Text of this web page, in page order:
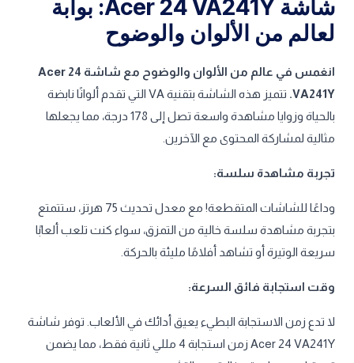
شاشة Acer 24 VA241Y: بوابة
لعالم من الألوان والوضوح
انغمس في عالم من الألوان والوضوح مع شاشة Acer 24
VA241Y.
تتميز هذه الشاشة بتقنية VA التي تقدم ألوانًا نابضة
بالحياة وزوايا مشاهدة واسعة تصل إلى 178 درجة، مما يجعلها
مثالية لمشاركة المحتوى مع الآخرين.
تجربة مشاهدة سلسة:
وداعًا للشاشات المتقطعة! مع معدل تحديث 75 هرتز، ستتمتع
بتجربة مشاهدة سلسة خالية من التمزق، سواء كنت تلعب ألعابًا
سريعة الوتيرة أو تشاهد أفلامًا مليئة بالحركة.
وقت استجابة فائق السرعة:
لا تدع زمن الاستجابة البطيء يعيق أدائك في الألعاب. توفر شاشة
Acer 24 VA241Y زمن استجابة 4 مللي ثانية فقط، مما يضمن